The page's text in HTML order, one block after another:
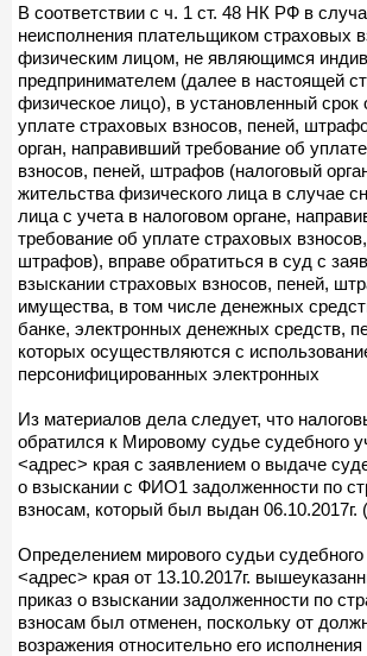
В соответствии с ч. 1 ст. 48 НК РФ в
неисполнения плательщиком страховых
физическим лицом, не являющимся
предпринимателем (далее в настоящей
физическое лицо), в установленный срок
уплате страховых взносов, пеней,
орган, направивший требование об
взносов, пеней, штрафов (налоговый
жительства физического лица в случае
лица с учета в налоговом органе,
требование об уплате страховых
штрафов), вправе обратиться в суд с
взыскании страховых взносов, пеней,
имущества, в том числе денежных
банке, электронных денежных средств,
которых осуществляются с
персонифицированных электронных
Из материалов дела следует, что
обратился к Мировому судье судебного
<адрес> края с заявлением о выдаче
о взыскании с ФИО1 задолженности по
взносам, который был выдан 06.10.2017г.
Определением мирового судьи
<адрес> края от 13.10.2017г.
приказ о взыскании задолженности по
взносам был отменен, поскольку от
возражения относительно его